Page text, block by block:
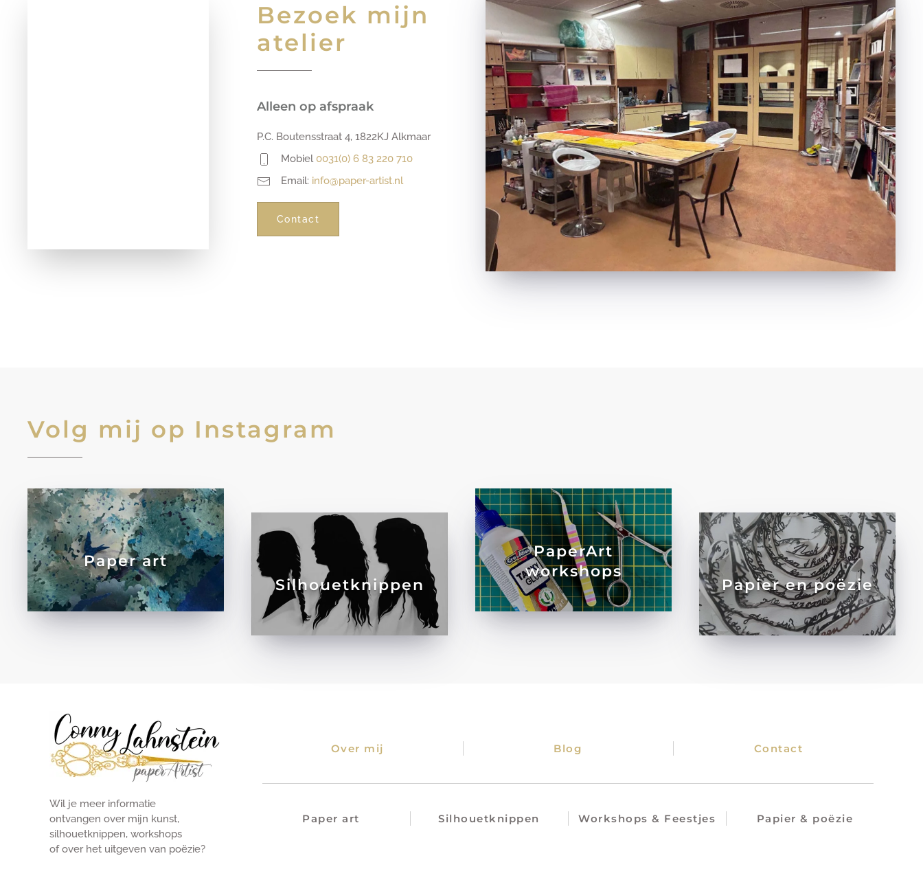
Bezoek mijn
atelier
Alleen op afspraak
P.C. Boutensstraat 4, 1822KJ Alkmaar
Mobiel 0031(0) 6 83 220 710
Email: info@paper-artist.nl
Contact
Volg mij op Instagram
Paper art
Silhouetknippen
PaperArt
workshops
Papier en poëzie
Wil je meer informatie
ontvangen over mijn kunst,
silhouetknippen, workshops
of over het uitgeven van poëzie?
Over mij Blog Contact
Paper art Silhouetknippen Workshops & Feestjes Papier & poëzie